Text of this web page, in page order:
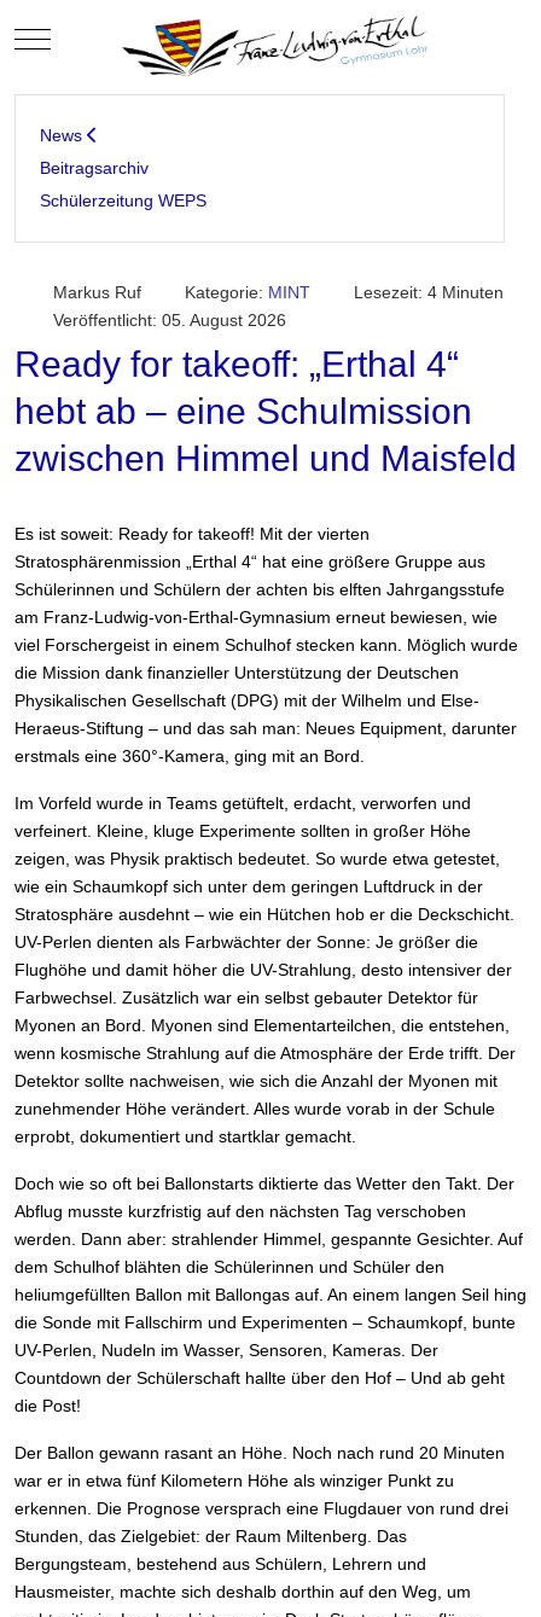
Mobile Menu Toggle
News
Beitragsarchiv
Schülerzeitung WEPS
Markus Ruf Kategorie: MINT
Lesezeit: 4 Minuten
Veröffentlicht: 05. August 2026
Ready for takeoff: „Erthal 4“
hebt ab – eine Schulmission
zwischen Himmel und Maisfeld
Es ist soweit: Ready for takeoff! Mit der vierten
Stratosphärenmission „Erthal 4“ hat eine größere Gruppe aus
Schülerinnen und Schülern der achten bis elften Jahrgangsstufe
am Franz-Ludwig-von-Erthal-Gymnasium erneut bewiesen, wie
viel Forschergeist in einem Schulhof stecken kann. Möglich wurde
die Mission dank finanzieller Unterstützung der Deutschen
Physikalischen Gesellschaft (DPG) mit der Wilhelm und Else-
Heraeus-Stiftung – und das sah man: Neues Equipment, darunter
erstmals eine 360°-Kamera, ging mit an Bord.
Im Vorfeld wurde in Teams getüftelt, erdacht, verworfen und
verfeinert. Kleine, kluge Experimente sollten in großer Höhe
zeigen, was Physik praktisch bedeutet. So wurde etwa getestet,
wie ein Schaumkopf sich unter dem geringen Luftdruck in der
Stratosphäre ausdehnt – wie ein Hütchen hob er die Deckschicht.
UV-Perlen dienten als Farbwächter der Sonne: Je größer die
Flughöhe und damit höher die UV-Strahlung, desto intensiver der
Farbwechsel. Zusätzlich war ein selbst gebauter Detektor für
Myonen an Bord. Myonen sind Elementarteilchen, die entstehen,
wenn kosmische Strahlung auf die Atmosphäre der Erde trifft. Der
Detektor sollte nachweisen, wie sich die Anzahl der Myonen mit
zunehmender Höhe verändert. Alles wurde vorab in der Schule
erprobt, dokumentiert und startklar gemacht.
Doch wie so oft bei Ballonstarts diktierte das Wetter den Takt. Der
Abflug musste kurzfristig auf den nächsten Tag verschoben
werden. Dann aber: strahlender Himmel, gespannte Gesichter. Auf
dem Schulhof blähten die Schülerinnen und Schüler den
heliumgefüllten Ballon mit Ballongas auf. An einem langen Seil hing
die Sonde mit Fallschirm und Experimenten – Schaumkopf, bunte
UV-Perlen, Nudeln im Wasser, Sensoren, Kameras. Der
Countdown der Schülerschaft hallte über den Hof – Und ab geht
die Post!
Der Ballon gewann rasant an Höhe. Noch nach rund 20 Minuten
war er in etwa fünf Kilometern Höhe als winziger Punkt zu
erkennen. Die Prognose versprach eine Flugdauer von rund drei
Stunden, das Zielgebiet: der Raum Miltenberg. Das
Bergungsteam, bestehend aus Schülern, Lehrern und
Hausmeister, machte sich deshalb dorthin auf den Weg, um